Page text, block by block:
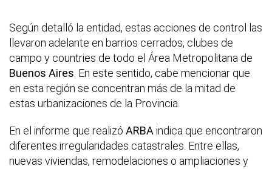
Según detalló la entidad, estas acciones de control las
llevaron adelante en barrios cerrados, clubes de
campo y countries de todo el Área Metropolitana de
Buenos Aires. En este sentido, cabe mencionar que
en esta región se concentran más de la mitad de
estas urbanizaciones de la Provincia.
En el informe que realizó ARBAindica que encontraron
diferentes irregularidades catastrales. Entre ellas,
nuevas viviendas, remodelaciones o ampliaciones y